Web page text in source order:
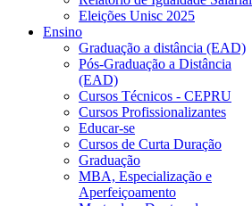
Eleições Unisc 2025
Ensino
Graduação a distância (EAD)
Pós-Graduação a Distância
(EAD)
Cursos Técnicos - CEPRU
Cursos Profissionalizantes
Educar-se
Cursos de Curta Duração
Graduação
MBA, Especialização e
Aperfeiçoamento